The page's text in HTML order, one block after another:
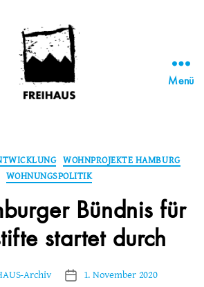
STATTBAU
HAMBURG
Menü
Kategorien
WOHNPROJEKTE HAMBURG
WOHNUNGSPOLITIK
Bündnis für
startet durch
Archiv Veröffentlichungsdatum
1. November 2020